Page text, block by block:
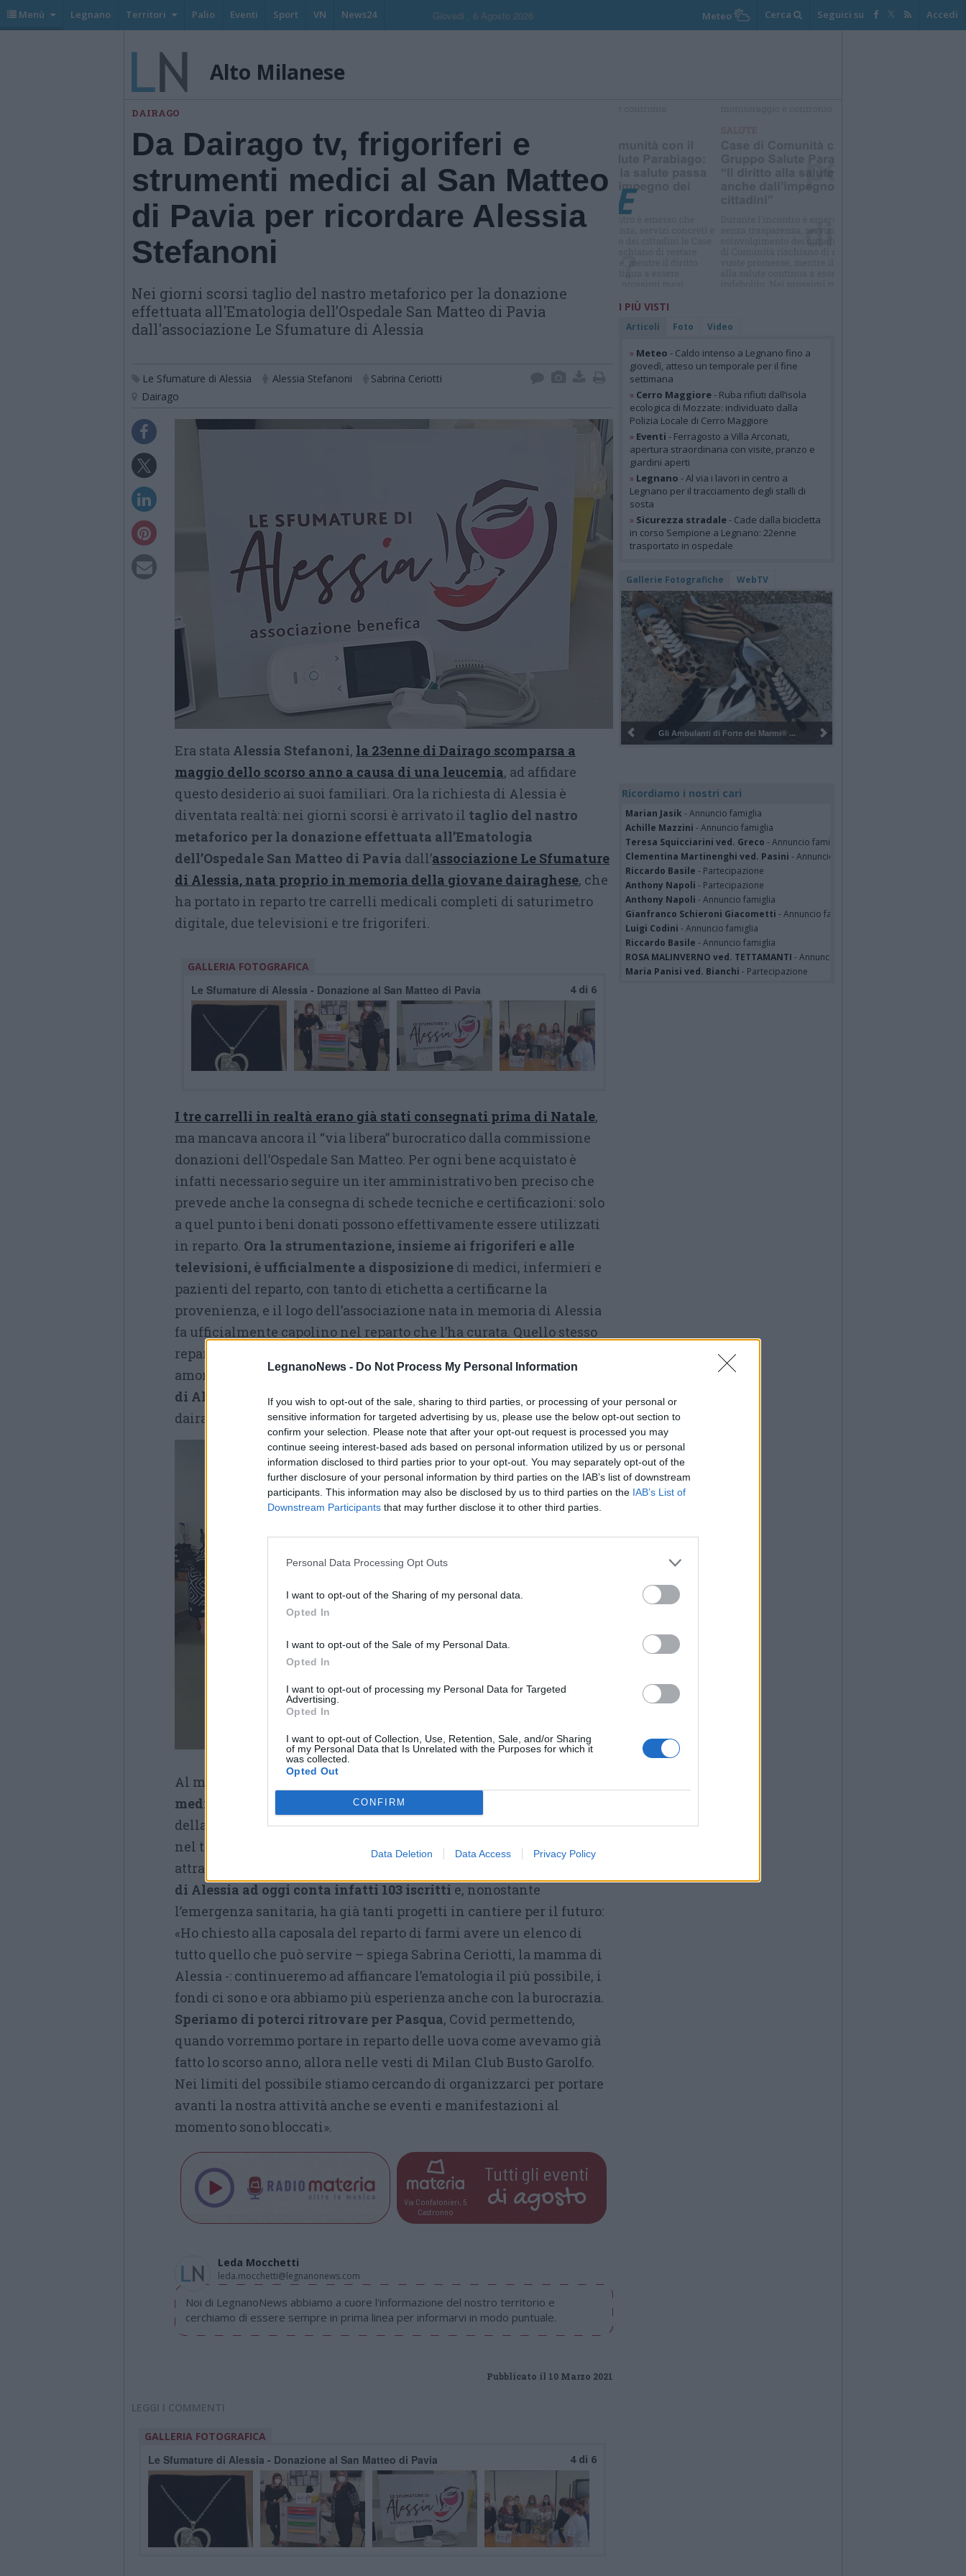
LegnanoNews - Do Not Process My Personal Information
If you wish to opt-out of the sale, sharing to third parties, or processing of your personal or
sensitive information for targeted advertising by us, please use the below opt-out section to
confirm your selection. Please note that after your opt-out request is processed you may
continue seeing interest-based ads based on personal information utilized by us or personal
information disclosed to third parties prior to your opt-out. You may separately opt-out of the
further disclosure of your personal information by third parties on the IAB’s list of downstream
participants. This information may also be disclosed by us to third parties on the IAB’s List of
Downstream Participants that may further disclose it to other third parties.
Personal Data Processing Opt Outs
I want to opt-out of the Sharing of my personal data.
Opted In
I want to opt-out of the Sale of my Personal Data.
Opted In
I want to opt-out of processing my Personal Data for Targeted
Advertising.
Opted In
I want to opt-out of Collection, Use, Retention, Sale, and/or Sharing
of my Personal Data that Is Unrelated with the Purposes for which it
was collected.
Opted Out
CONFIRM
Data Deletion Data Access Privacy Policy
Menù Legnano Territori Palio Eventi Sport VN News24 Giovedi , 6 Agosto 2026 Meteo Cerca Seguici su Accedi
Alto Milanese
DAIRAGO
Da Dairago tv, frigoriferi e
strumenti medici al San Matteo
di Pavia per ricordare Alessia
Stefanoni
Nei giorni scorsi taglio del nastro metaforico per la donazione
effettuata all'Ematologia dell’Ospedale San Matteo di Pavia
dall'associazione Le Sfumature di Alessia
Le Sfumature di Alessia Alessia Stefanoni
Sabrina Ceriotti
Dairago
Era stata Alessia Stefanoni, la 23enne di Dairago scomparsa a
maggio dello scorso anno a causa di una leucemia, ad affidare
questo desiderio ai suoi familiari. Ora la richiesta di Alessia è
diventata realtà: nei giorni scorsi è arrivato il taglio del nastro
metaforico per la donazione effettuata all’Ematologia
dell’Ospedale San Matteo di Pavia dall’associazione Le Sfumature
di Alessia, nata proprio in memoria della giovane dairaghese, che
ha portato in reparto tre carrelli medicali completi di saturimetro
digitale, due televisioni e tre frigoriferi.
GALLERIA FOTOGRAFICA
Le Sfumature di Alessia - Donazione al San Matteo di Pavia 4 di 6
I tre carrelli in realtà erano già stati consegnati prima di Natale,
ma mancava ancora il “via libera” burocratico dalla commissione
donazioni dell’Ospedale San Matteo. Per ogni bene acquistato è
infatti necessario seguire un iter amministrativo ben preciso che
prevede anche la consegna di schede tecniche e certificazioni: solo
a quel punto i beni donati possono effettivamente essere utilizzati
in reparto. Ora la strumentazione, insieme ai frigoriferi e alle
televisioni, è ufficialmente a disposizione di medici, infermieri e
pazienti del reparto, con tanto di etichetta a certificarne la
provenienza, e il logo dell’associazione nata in memoria di Alessia
fa ufficialmente capolino nel reparto che l’ha curata. Quello stesso
reparto che ha voluto ricordarla e ringraziare il suo ultimo gesto di
amore
donando alla madre una collana con incisa una foto sua e
di Alessia
, simbolo tangibile della forza con cui la giovane
dairaghese ha saputo lasciare il segno in reparto.
Al momento della consegna dei materiali
medici e gli infermieri che hanno curato Alessia
della malattia, visibilmente emozionati nel ricordare la 23enne e
nel toccare con mano quello che anche da lassù è riuscita a fare
attraverso la sua famiglia e gli amici.
di Alessia ad oggi conta infatti 103 iscritti e, nonostante
l’emergenza sanitaria, ha già tanti progetti in cantiere per il futuro:
«Ho chiesto alla caposala del reparto di farmi avere un elenco di
tutto quello che può servire – spiega Sabrina Ceriotti, la mamma di
Alessia -: continueremo ad affiancare l’ematologia il più possibile, i
fondi ci sono e ora abbiamo più esperienza anche con la burocrazia.
Speriamo di poterci ritrovare per Pasqua, Covid permettendo,
quando vorremmo portare in reparto delle uova come avevamo già
fatto lo scorso anno, allora nelle vesti di Milan Club Busto Garolfo.
Nei limiti del possibile stiamo cercando di organizzarci per portare
avanti la nostra attività anche se eventi e manifestazioni al
momento sono bloccati».
Via Confalonieri, 5
Castronno
Tutti gli eventi
di agosto
Leda Mocchetti
leda.mocchetti@legnanonews.com
Noi di LegnanoNews abbiamo a cuore l'informazione del nostro territorio e
cerchiamo di essere sempre in prima linea per informarvi in modo puntuale.
Pubblicato il 10 Marzo 2021
LEGGI I COMMENTI
GALLERIA FOTOGRAFICA
Le Sfumature di Alessia - Donazione al San Matteo di Pavia 4 di 6
I PIÙ VISTI
Articoli Foto Video
» Meteo - Caldo intenso a Legnano fino a
giovedì, atteso un temporale per il fine
settimana
» Cerro Maggiore- Ruba rifiuti dall’isola
ecologica di Mozzate: individuato dalla
Polizia Locale di Cerro Maggiore
» Eventi - Ferragosto a Villa Arconati,
apertura straordinaria con visite, pranzo e
giardini aperti
» Legnano - Al via i lavori in centro a
Legnano per il tracciamento degli stalli di
sosta
» Sicurezza stradale- Cade dalla bicicletta
in corso Sempione a Legnano: 22enne
trasportato in ospedale
Gallerie Fotografiche WebTV
Pulizia del bosco del Rugareto a ...
Ricordiamo i nostri cari
Marian Jasik - Annuncio famiglia
Achille Mazzini - Annuncio famiglia
Teresa Squicciarini ved. Greco - Annuncio famiglia
Clementina Martinenghi ved. Pasini - Annuncio famiglia
Riccardo Basile - Partecipazione
Anthony Napoli - Partecipazione
Anthony Napoli - Annuncio famiglia
Gianfranco Schieroni Giacometti - Annuncio famiglia
Luigi Codini - Annuncio famiglia
Riccardo Basile - Annuncio famiglia
ROSA MALINVERNO ved. TETTAMANTI - Annuncio famiglia
Maria Panisi ved. Bianchi - Partecipazione